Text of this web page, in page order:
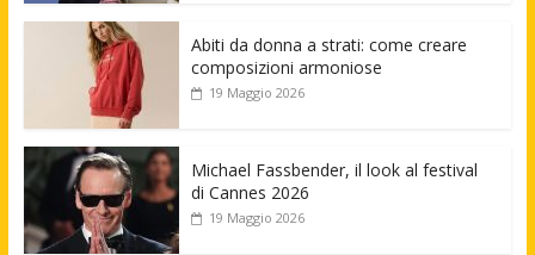
Abiti da donna a strati: come creare
composizioni armoniose
19 Maggio 2026
Michael Fassbender, il look al festival
di Cannes 2026
19 Maggio 2026